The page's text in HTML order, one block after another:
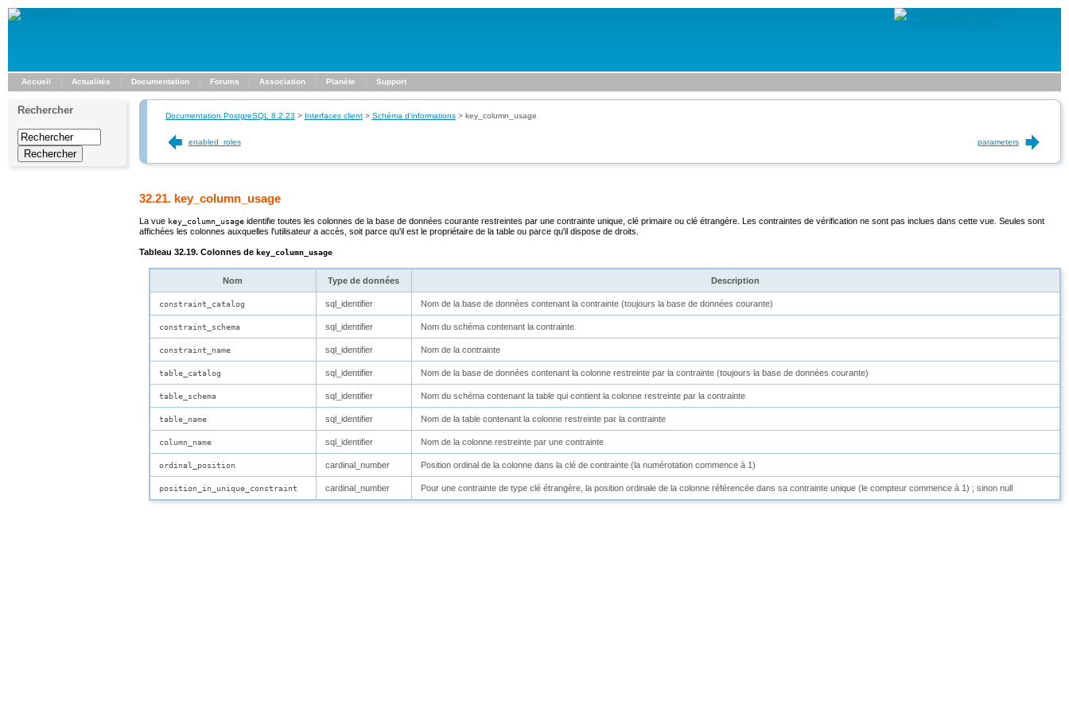
Accueil Actualités Documentation Forums Association Planète Support
Rechercher Documentation PostgreSQL 8.2.23 > Interfaces client> Schéma d'informations> key_column_usage
enabled_roles parameters
32.21. key_column_usage
La vue key_column_usage identifie toutes les colonnes de la base de données courante restreintes par une contrainte unique, clé primaire ou clé étrangère. Les contraintes de vérification ne sont pas inclues dans cette vue. Seules sont
affichées les colonnes auxquelles l'utilisateur a accès, soit parce qu'il est le propriétaire de la table ou parce qu'il dispose de droits.
Tableau 32.19. Colonnes de key_column_usage
Nom Type de données Description
constraint_catalog sql_identifier Nom de la base de données contenant la contrainte (toujours la base de données courante)
constraint_schema sql_identifier Nom du schéma contenant la contrainte
constraint_name sql_identifier Nom de la contrainte
table_catalog sql_identifier Nom de la base de données contenant la colonne restreinte par la contrainte (toujours la base de données courante)
table_schema sql_identifier Nom du schéma contenant la table qui contient la colonne restreinte par la contrainte
table_name sql_identifier Nom de la table contenant la colonne restreinte par la contrainte
column_name sql_identifier Nom de la colonne restreinte par une contrainte
ordinal_position cardinal_number Position ordinal de la colonne dans la clé de contrainte (la numérotation commence à 1)
position_in_unique_constraint cardinal_number Pour une contrainte de type clé étrangère, la position ordinale de la colonne référencée dans sa contrainte unique (le compteur commence à 1) ; sinon null